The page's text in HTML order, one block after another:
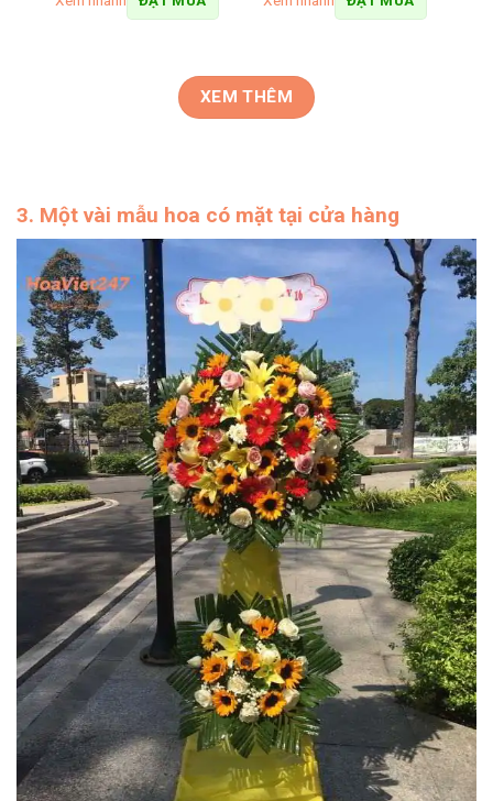
XEM THÊM
3. Một vài mẫu hoa có mặt tại cửa hàng